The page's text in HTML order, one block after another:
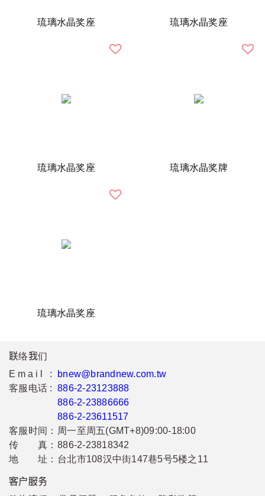
琉璃水晶奖座 琉璃水晶奖座
琉璃水晶奖座 琉璃水晶奖牌
琉璃水晶奖座
联络我们
Email :
bnew@brandnew.com.tw
客服电话 : 886-2-23123888
886-2-23886666
886-2-23611517
客服时间： 周一至周五(GMT+8)09:00-18:00
传 真： 886-2-23818342
地 址： 台北市108汉中街147巷5号5楼之11
客户服务